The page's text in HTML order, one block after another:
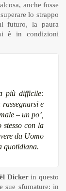
anche fosse
lo strappo
futuro, la paura
è in condizioni
più difficile:
e
– un po’,
con la
da Uomo
quotidiana.
Dickerin questo
sue sfumature: in